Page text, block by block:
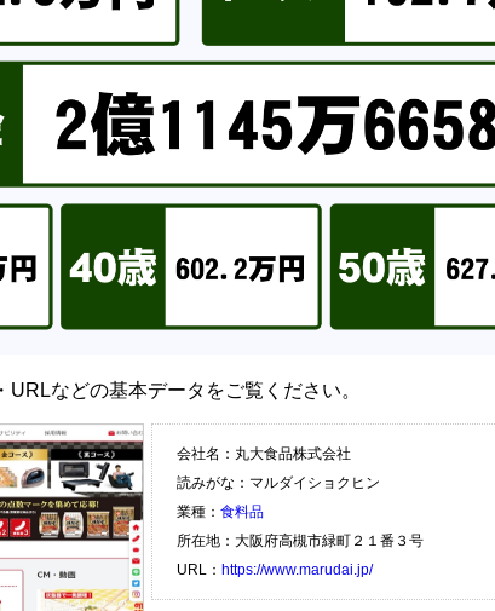
などの基本データをご覧ください。
会社名：丸大食品株式会社
読みがな：マルダイショクヒン
業種： 食料品
所在地：大阪府高槻市緑町２１番３号
URL： https://www.marudai.jp/